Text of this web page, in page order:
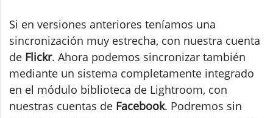
Si en versiones anteriores teníamos una
sincronización muy estrecha, con nuestra cuenta
de Flickr. Ahora podemos sincronizar también
mediante un sistema completamente integrado
en el módulo biblioteca de Lightroom, con
nuestras cuentas de Facebook. Podremos sin